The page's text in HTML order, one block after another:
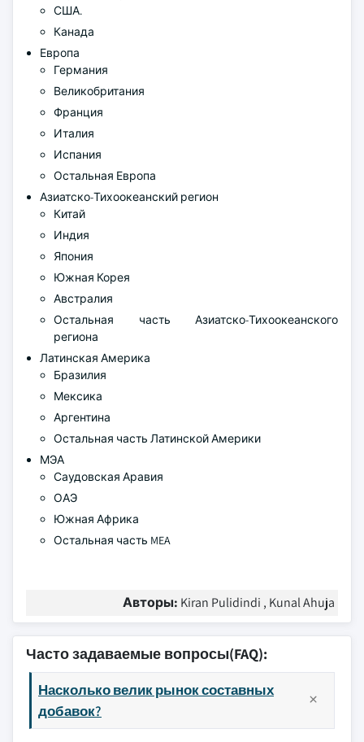
США.
Канада
Европа
Германия
Великобритания
Франция
Италия
Испания
Остальная Европа
Азиатско-Тихоокеанский регион
Китай
Индия
Япония
Южная Корея
Австралия
Остальная часть Азиатско-Тихоокеанского
региона
Латинская Америка
Бразилия
Мексика
Аргентина
Остальная часть Латинской Америки
МЭА
Саудовская Аравия
ОАЭ
Южная Африка
Остальная часть MEA
Авторы: Kiran Pulidindi , Kunal Ahuja
Часто задаваемые вопросы(FAQ):
Насколько велик рынок составных
добавок?